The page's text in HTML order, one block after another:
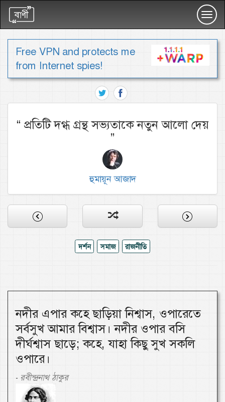
Free VPN and protects me
from Internet spies!
“ প্রতিটি দগ্ধ গ্রন্থ সভ্যতাকে নতুন আলো দেয়
”
হুমায়ূন আজাদ
দর্শন সমাজ রাজনীতি
নদীর এপার কহে ছাড়িয়া নিশ্বাস, ওপারেতে
সর্বসুখ আমার বিশ্বাস। নদীর ওপার বসি
দীর্ঘশ্বাস ছাড়ে; কহে, যাহা কিছু সুখ সকলি
ওপারে।
- রবীন্দ্রনাথ ঠাকুর